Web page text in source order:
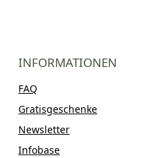
INFORMATIONEN
FAQ
Gratisgeschenke
Newsletter
Infobase